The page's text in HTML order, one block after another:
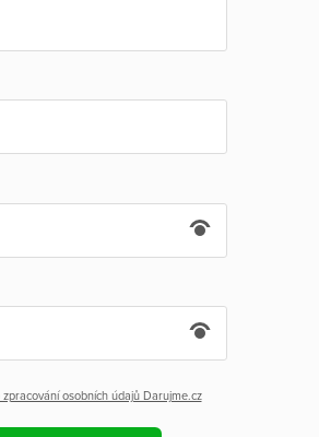
osobních údajů Darujme.cz